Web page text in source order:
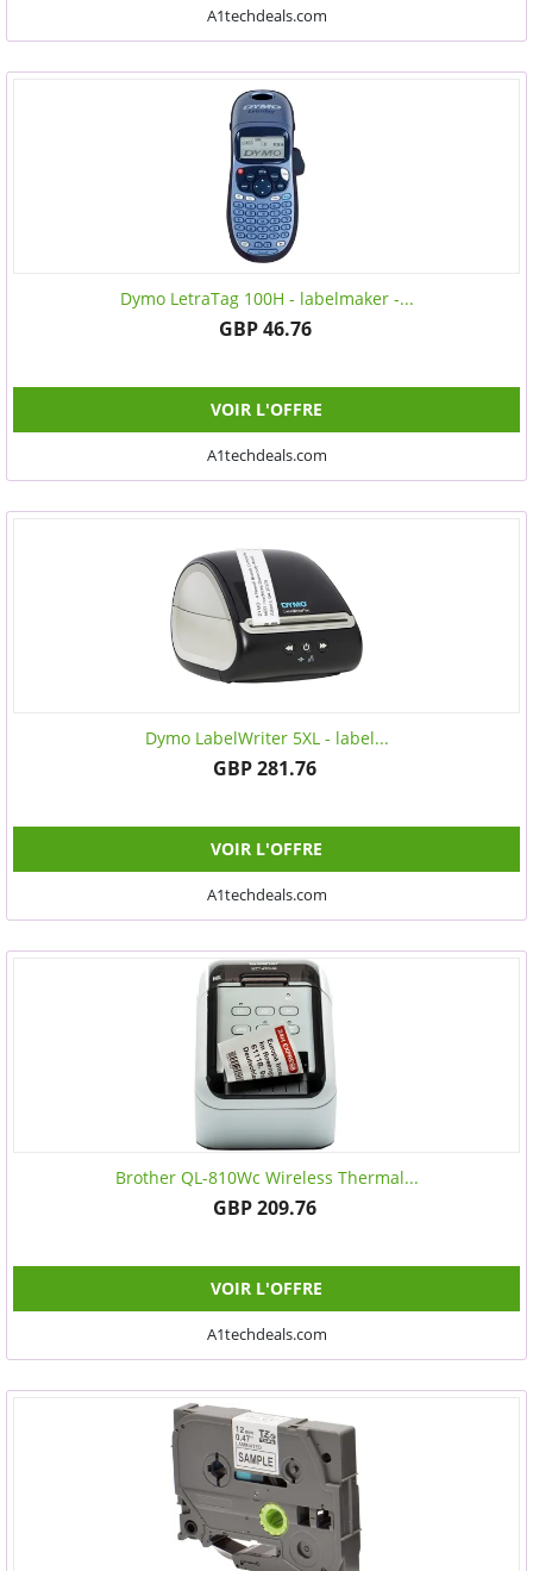
A1techdeals.com
Dymo LetraTag 100H - labelmaker -...
GBP 46.76
VOIR L'OFFRE
A1techdeals.com
Dymo LabelWriter 5XL - label...
GBP 281.76
VOIR L'OFFRE
A1techdeals.com
Brother QL-810Wc Wireless Thermal...
GBP 209.76
VOIR L'OFFRE
A1techdeals.com